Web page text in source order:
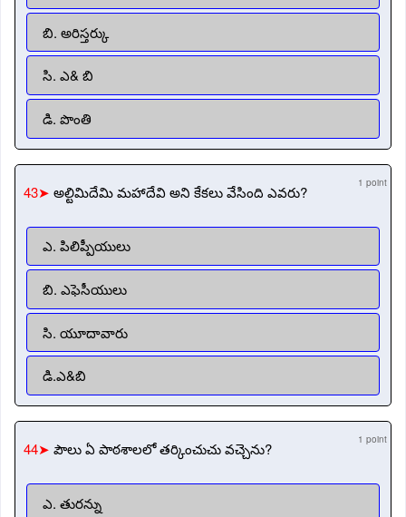
బి. అరిస్తర్కు
సి. ఎ& బి
డి. పొంతి
43➤ అల్టిమిదేమి మహాదేవి అని కేకలు వేసింది ఎవరు? 1 point
ఎ. పిలిప్పీయులు
బి. ఎఫెసీయులు
సి. యూదావారు
డి.ఎ&బి
44➤ పౌలు ఏ పాఠశాలలో తర్కించుచు వచ్చెను? 1 point
ఎ. తురన్ను